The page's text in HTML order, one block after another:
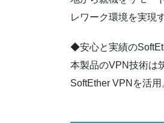
レワーク環境を実現
◆安心と実績の
本製品のVPN技術は
SoftEther VPNを活